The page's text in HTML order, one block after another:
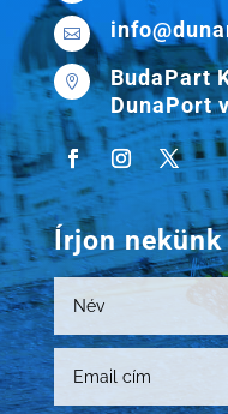


BudaPart
DunaPort
Írjon nekünk